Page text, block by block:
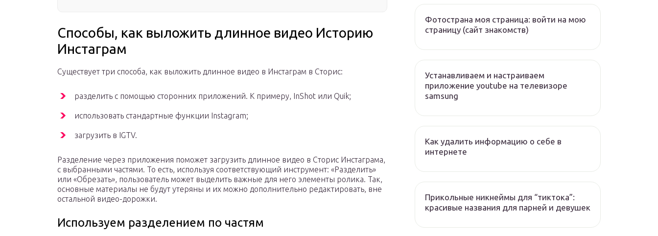
Способы, как выложить длинное видео Историю
Инстаграм
Существует три способа, как выложить длинное видео в Инстаграм в Сторис:
разделить с помощью сторонних приложений. К примеру, InShot или Quik;
использовать стандартные функции Instagram;
загрузить в IGTV.
Разделение через приложения поможет загрузить длинное видео в Сторис Инстаграма,
с выбранными частями. То есть, используя соответствующий инструмент: «Разделить»
или «Обрезать», пользователь может выделить важные для него элементы ролика. Так,
основные материалы не будут утеряны и их можно дополнительно редактировать, вне
остальной видео-дорожки.
Используем разделением по частям
Фотострана моя страница: войти на мою
страницу (сайт знакомств)
Устанавливаем и настраиваем
приложение youtube на телевизоре
samsung
Как удалить информацию о себе в
интернете
Прикольные никнеймы для “тиктока”:
красивые названия для парней и девушек